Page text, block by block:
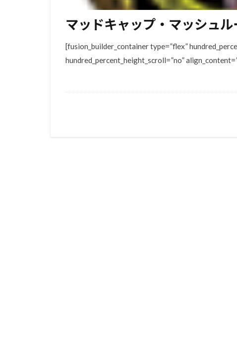
マッドキャップ・マッシュル
[fusion_builder_container type=”flex”
hundred_percent_height_scroll=”no”